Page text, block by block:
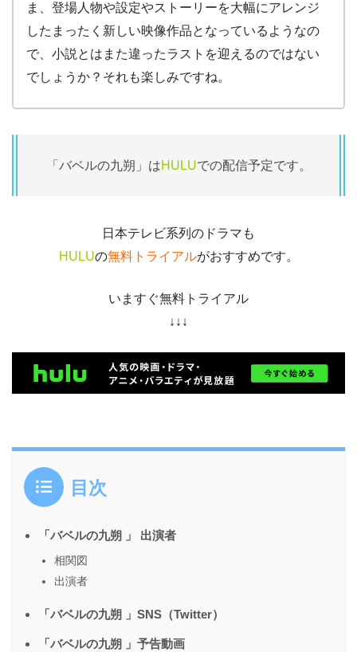
ま、登場人物や設定やストーリーを大幅にアレンジ
したまったく新しい映像作品となっているようなの
で、小説とはまた違ったラストを迎えるのではない
でしょうか？それも楽しみですね。
「バベルの九朔」はHULUでの配信予定です。
日本テレビ系列のドラマも
HULUの無料トライアルがおすすめです。
いますぐ無料トライアル
↓↓↓
目次
「バベルの九朔 」 出演者
相関図
出演者
「バベルの九朔 」SNS（Twitter）
「バベルの九朔 」予告動画